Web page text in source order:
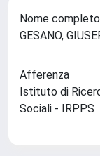
Nome completo
GESANO,
Afferenza
Istituto di
Sociali - IRPPS